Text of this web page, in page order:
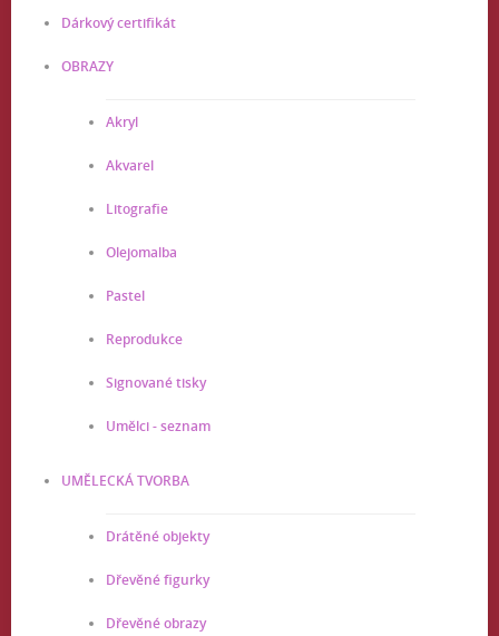
Dárkový certifikát
OBRAZY
Akryl
Akvarel
Litografie
Olejomalba
Pastel
Reprodukce
Signované tisky
Umělci - seznam
UMĚLECKÁ TVORBA
Drátěné objekty
Dřevěné figurky
Dřevěné obrazy